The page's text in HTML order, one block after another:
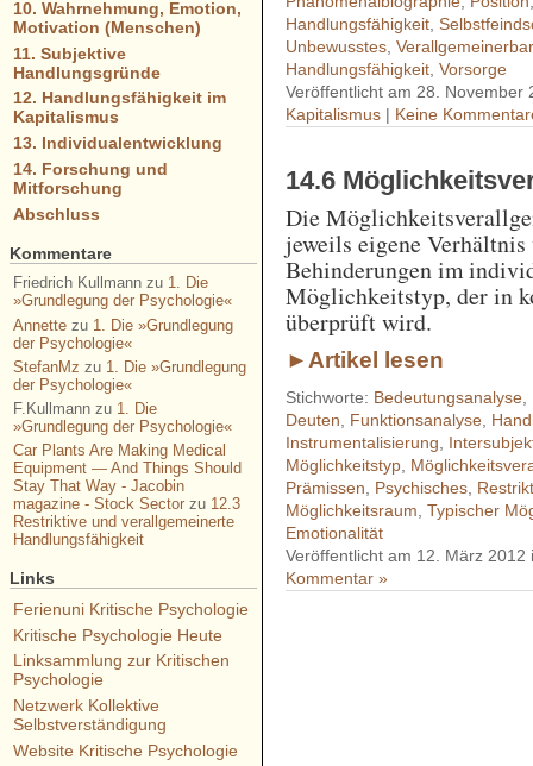
Handlungsfähigkeit ,
Unbewusstes ,
Handlungsfähigkeit ,Vorsorge
Veröffentlicht am 28. November
Kapitalismus | Keine
14.6
Die
jeweils eigene
Behinderungen im
Möglichkeitstyp, der in
überprüft wird.
►Artikel lesen
Stichworte: Bedeutungsanalyse
Deuten
Funktionsanalyse
Instrumentalisierung
Möglichkeitstyp
Prämissen
Psychisches
Möglichkeitsraum ,Typischer
Emotionalität
Veröffentlicht am 12. März
Kommentar »
10. Wahrnehmung, Emotion,
Motivation (Menschen)
11. Subjektive
Handlungsgründe
12. Handlungsfähigkeit im
Kapitalismus
13. Individualentwicklung
14. Forschung und
Mitforschung
Abschluss
Kommentare
Friedrich Kullmannzu 1. Die
»Grundlegung der Psychologie«
Annettezu 1. Die »Grundlegung
der Psychologie«
StefanMz zu 1. Die »Grundlegung
der Psychologie«
F.Kullmannzu 1. Die
»Grundlegung der Psychologie«
Car Plants Are Making Medical
Equipment — And Things Should
Stay That Way - Jacobin
magazine - Stock Sectorzu 12.3
Restriktive und verallgemeinerte
Handlungsfähigkeit
Links
Ferienuni Kritische Psychologie
Kritische Psychologie Heute
Linksammlung zur Kritischen
Psychologie
Netzwerk Kollektive
Selbstverständigung
Website Kritische Psychologie